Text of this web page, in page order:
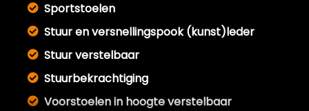
Sportstoelen
Stuur en versnellingspook (kunst)leder
Stuur verstelbaar
Stuurbekrachtiging
Voorstoelen in hoogte verstelbaar